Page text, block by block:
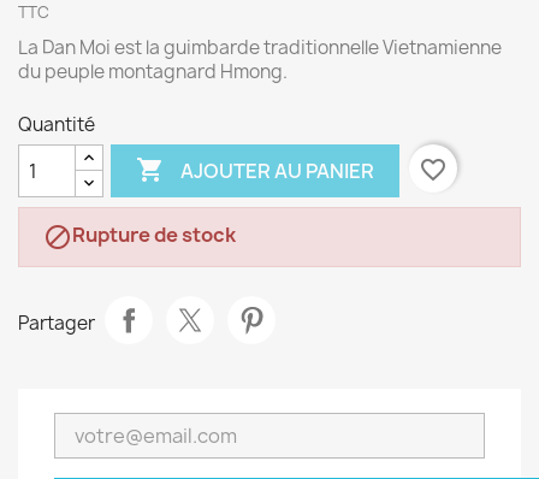
TTC
La Dan Moi est la guimbarde traditionnelle Vietnamienne
du peuple montagnard Hmong.
Quantité
 AJOUTER AU PANIER favorite_border
Rupture de stock
Partager